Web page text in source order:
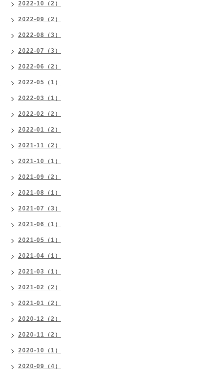
2022-10（2）
2022-09（2）
2022-08（3）
2022-07（3）
2022-06（2）
2022-05（1）
2022-03（1）
2022-02（2）
2022-01（2）
2021-11（2）
2021-10（1）
2021-09（2）
2021-08（1）
2021-07（3）
2021-06（1）
2021-05（1）
2021-04（1）
2021-03（1）
2021-02（2）
2021-01（2）
2020-12（2）
2020-11（2）
2020-10（1）
2020-09（4）